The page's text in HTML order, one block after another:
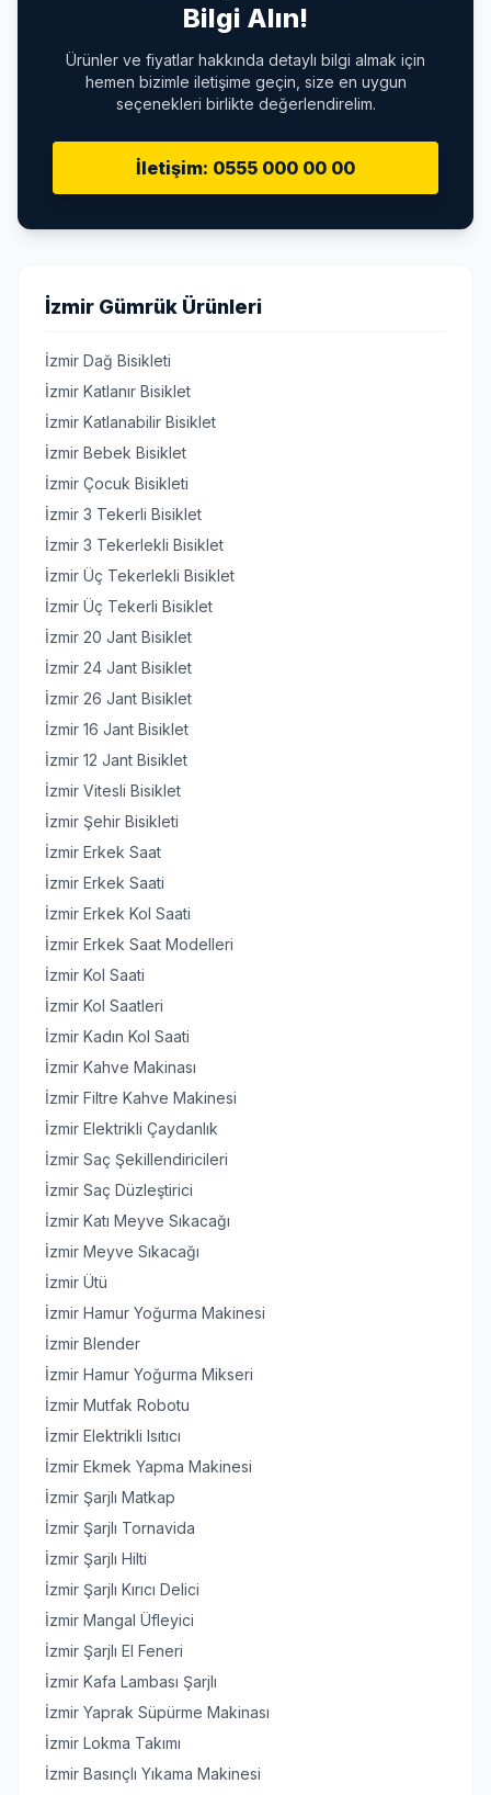
Bilgi Alın!
Ürünler ve fiyatlar hakkında detaylı bilgi almak için
hemen bizimle iletişime geçin, size en uygun
seçenekleri birlikte değerlendirelim.
İletişim: 0555 000 00 00
İzmir Gümrük Ürünleri
İzmir Dağ Bisikleti
İzmir Katlanır Bisiklet
İzmir Katlanabilir Bisiklet
İzmir Bebek Bisiklet
İzmir Çocuk Bisikleti
İzmir 3 Tekerli Bisiklet
İzmir 3 Tekerlekli Bisiklet
İzmir Üç Tekerlekli Bisiklet
İzmir Üç Tekerli Bisiklet
İzmir 20 Jant Bisiklet
İzmir 24 Jant Bisiklet
İzmir 26 Jant Bisiklet
İzmir 16 Jant Bisiklet
İzmir 12 Jant Bisiklet
İzmir Vitesli Bisiklet
İzmir Şehir Bisikleti
İzmir Erkek Saat
İzmir Erkek Saati
İzmir Erkek Kol Saati
İzmir Erkek Saat Modelleri
İzmir Kol Saati
İzmir Kol Saatleri
İzmir Kadın Kol Saati
İzmir Kahve Makinası
İzmir Filtre Kahve Makinesi
İzmir Elektrikli Çaydanlık
İzmir Saç Şekillendiricileri
İzmir Saç Düzleştirici
İzmir Katı Meyve Sıkacağı
İzmir Meyve Sıkacağı
İzmir Ütü
İzmir Hamur Yoğurma Makinesi
İzmir Blender
İzmir Hamur Yoğurma Mikseri
İzmir Mutfak Robotu
İzmir Elektrikli Isıtıcı
İzmir Ekmek Yapma Makinesi
İzmir Şarjlı Matkap
İzmir Şarjlı Tornavida
İzmir Şarjlı Hilti
İzmir Şarjlı Kırıcı Delici
İzmir Mangal Üfleyici
İzmir Şarjlı El Feneri
İzmir Kafa Lambası Şarjlı
İzmir Yaprak Süpürme Makinası
İzmir Lokma Takımı
İzmir Basınçlı Yıkama Makinesi